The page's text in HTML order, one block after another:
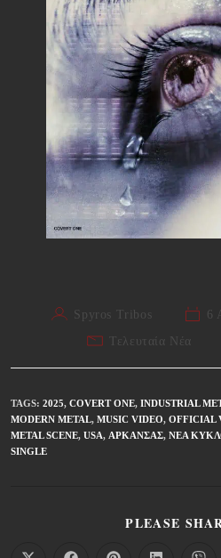
Spyros Tribos
6
Τελευταία Νέα
TAGS: 2025, COVERT ONE, INDUSTRIAL
MODERN METAL, MUSIC VIDEO, OFFICIAL
METAL SCENE, USA, ΑΡΚΆΝΣΑΣ, ΝΈΑ
SINGLE
PLEASE